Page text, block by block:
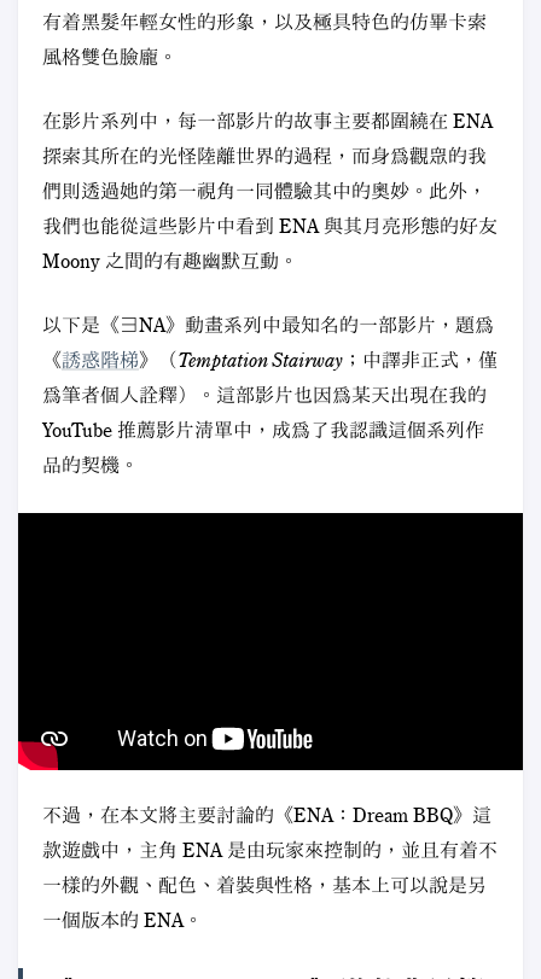
有着黑髮年輕女性的形象，以及極具特色的仿畢卡索
風格雙色臉龐。
在影片系列中，每一部影片的故事主要都圍繞在 ENA
探索其所在的光怪陸離世界的過程，而身爲觀衆的我
們則透過她的第一視角一同體驗其中的奧妙。此外，
我們也能從這些影片中看到 ENA 與其月亮形態的好友
Moony 之間的有趣幽默互動。
以下是《∃NA》動畫系列中最知名的一部影片，題爲
《誘惑階梯》（ Temptation Stairway ；中譯非正式，僅
爲筆者個人詮釋）。這部影片也因爲某天出現在我的
YouTube 推薦影片清單中，成爲了我認識這個系列作
品的契機。
不過，在本文將主要討論的《ENA：Dream BBQ》這
款遊戲中，主角 ENA 是由玩家來控制的，並且有着不
一樣的外觀、配色、着裝與性格，基本上可以說是另
一個版本的 ENA。